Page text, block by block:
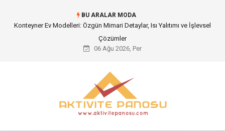
BU ARALAR MODA
Konteyner Ev Modelleri: Özgün Mimari Detaylar, Isı Yalıtımı ve İşlevsel
Çözümler
06 Ağu 2026, Per